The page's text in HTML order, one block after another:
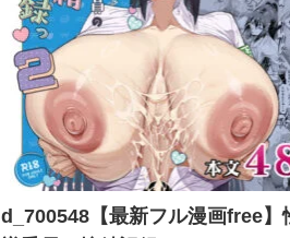
d_700548【最新フル漫画free】